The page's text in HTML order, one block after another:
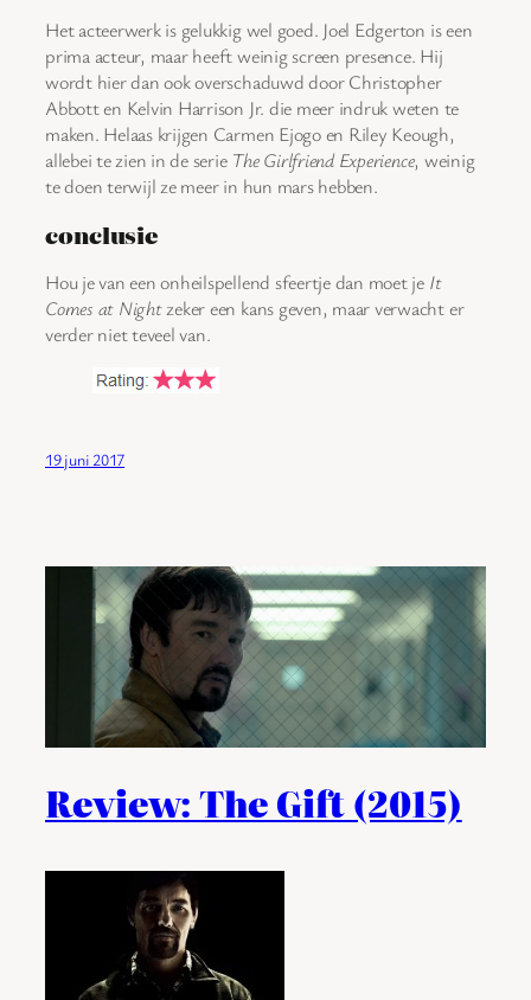
Het acteerwerk is gelukkig wel goed. Joel Edgerton is een
prima acteur, maar heeft weinig screen presence. Hij
wordt hier dan ook overschaduwd door Christopher
Abbott en Kelvin Harrison Jr. die meer indruk weten te
maken. Helaas krijgen Carmen Ejogo en Riley Keough,
allebei te zien in de serie The Girlfriend Experience, weinig
te doen terwijl ze meer in hun mars hebben.
conclusie
Hou je van een onheilspellend sfeertje dan moet je It
Comes at Nightzeker een kans geven, maar verwacht er
verder niet teveel van.
19 juni 2017
Review: The Gift (2015)